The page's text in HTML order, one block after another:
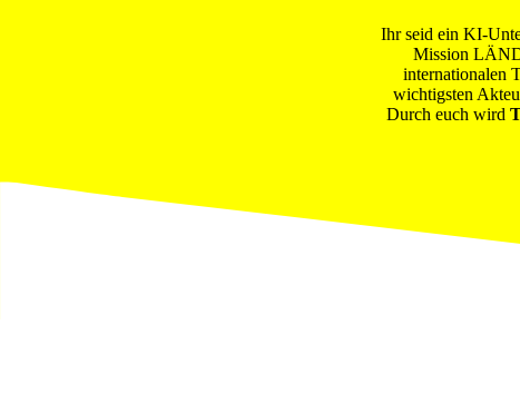
Ihr seid ein KI-
Mission
internationalen
wichtigsten
Durch euch wird